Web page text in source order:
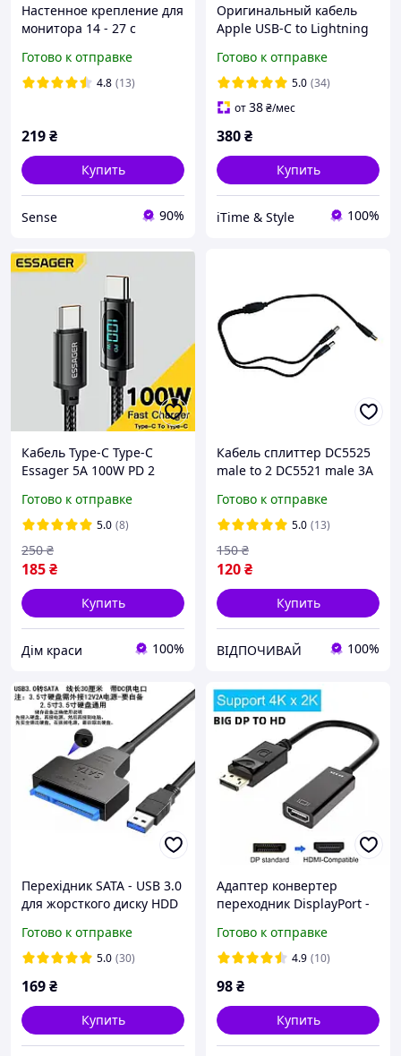
Настенное крепление для
монитора 14 - 27 с
X100 Кронштейн для ТВ /
Поворотный крепеж для
Готово к отправке
4.8 (13)
219₴
Купить
Sense 90%
Оригинальный кабель
Apple USB-C to Lightning
13 / 14 Pro Max, белый
быстрая зарядка
Готово к отправке
5.0 (34)
от38₴/мес
380₴
Купить
iTime & Style 100%
Кабель Туре-С Туре-С
Essager 5А 100W PD 2
для зарядки Essager type
c to type c 5a 100W PD 2
метра с LED диспле
Готово к отправке
5.0 (8)
185₴
250 ₴
Купить
Дім краси 100%
Кабель сплиттер DC5525
male to 2 DC5521 male 3А
для роутера Кабель
питания разветвитель 0,5
м
Готово к отправке
5.0 (13)
120₴
150 ₴
Купить
ВІДПОЧИВАЙ 100%
Перехідник SATA - USB 3.0
для жорсткого диску HDD
Готово к отправке
5.0 (30)
169₴
Купить
Адаптер конвертер
переходник DisplayPort -
Готово к отправке
4.9 (10)
98₴
Купить